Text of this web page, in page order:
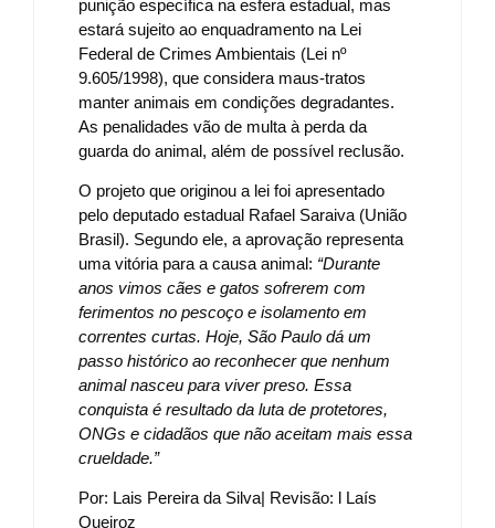
punição específica na esfera estadual, mas
estará sujeito ao enquadramento na Lei
Federal de Crimes Ambientais (Lei nº
9.605/1998), que considera maus-tratos
manter animais em condições degradantes.
As penalidades vão de multa à perda da
guarda do animal, além de possível reclusão.
O projeto que originou a lei foi apresentado
pelo deputado estadual Rafael Saraiva (União
Brasil). Segundo ele, a aprovação representa
uma vitória para a causa animal: “Durante
anos vimos cães e gatos sofrerem com
ferimentos no pescoço e isolamento em
correntes curtas. Hoje, São Paulo dá um
passo histórico ao reconhecer que nenhum
animal nasceu para viver preso. Essa
conquista é resultado da luta de protetores,
ONGs e cidadãos que não aceitam mais essa
crueldade.”
Por: Lais Pereira da Silva| Revisão: l Laís
Queiroz